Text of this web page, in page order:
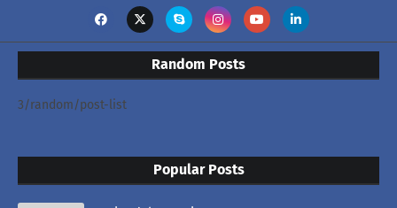
Random Posts
3/random/post-list
Popular Posts